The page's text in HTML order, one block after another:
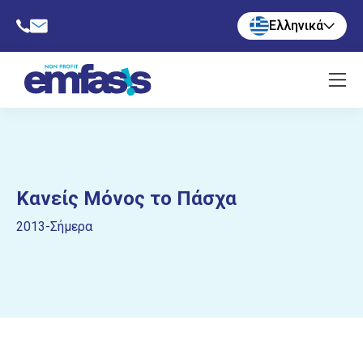
Ελληνικά
Κανείς Μόνος το Πάσχα
2013-Σήμερα